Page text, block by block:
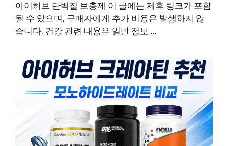
아이허브 단백질 보충제 이 글에는 제휴 링크가 포함
될 수 있으며, 구매자에게 추가 비용은 발생하지 않
습니다. 건강 관련 내용은 일반 정보 ...